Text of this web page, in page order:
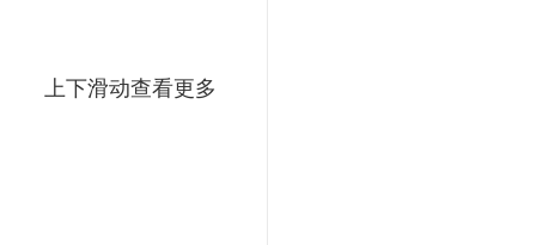
上下滑动查看更多